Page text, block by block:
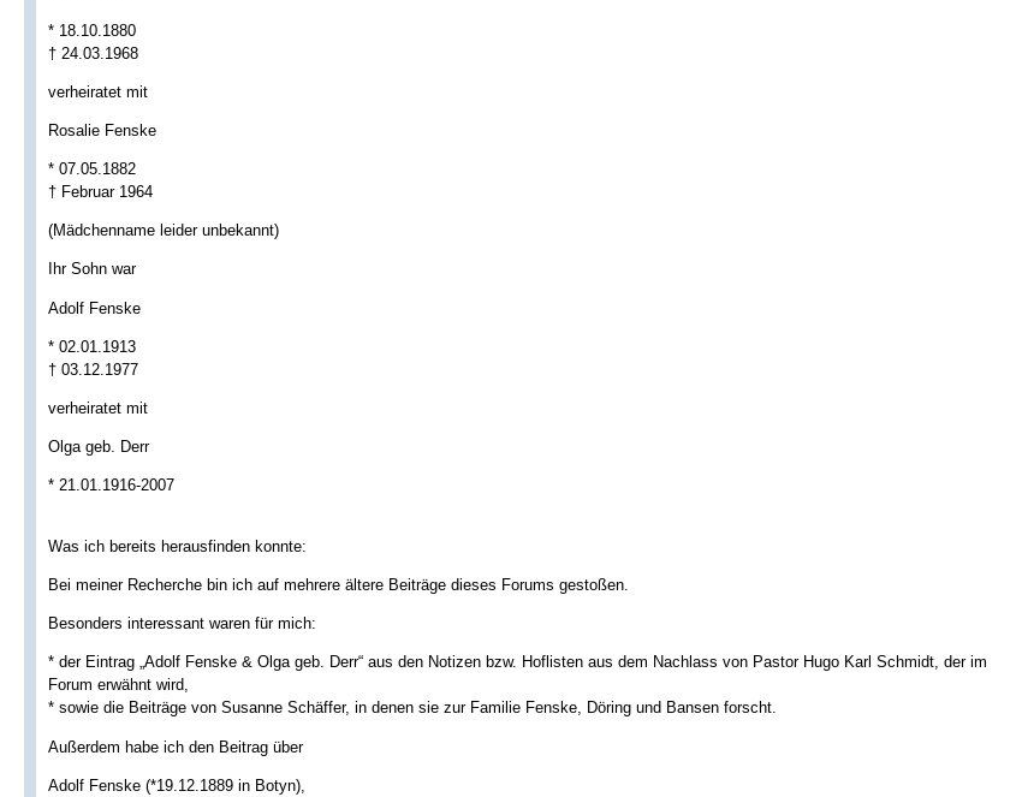
* 18.10.1880
† 24.03.1968
verheiratet mit
Rosalie Fenske
* 07.05.1882
† Februar 1964
(Mädchenname leider unbekannt)
Ihr Sohn war
Adolf Fenske
* 02.01.1913
† 03.12.1977
verheiratet mit
Olga geb. Derr
* 21.01.1916-2007
Was ich bereits herausfinden konnte:
Bei meiner Recherche bin ich auf mehrere ältere Beiträge dieses Forums gestoßen.
Besonders interessant waren für mich:
* der Eintrag „Adolf Fenske & Olga geb. Derr“ aus den Notizen bzw. Hoflisten aus dem Nachlass von Pastor Hugo Karl Schmidt, der im
Forum erwähnt wird,
* sowie die Beiträge von Susanne Schäffer, in denen sie zur Familie Fenske, Döring und Bansen forscht.
Außerdem habe ich den Beitrag über
Adolf Fenske (*19.12.1889 in Botyn),